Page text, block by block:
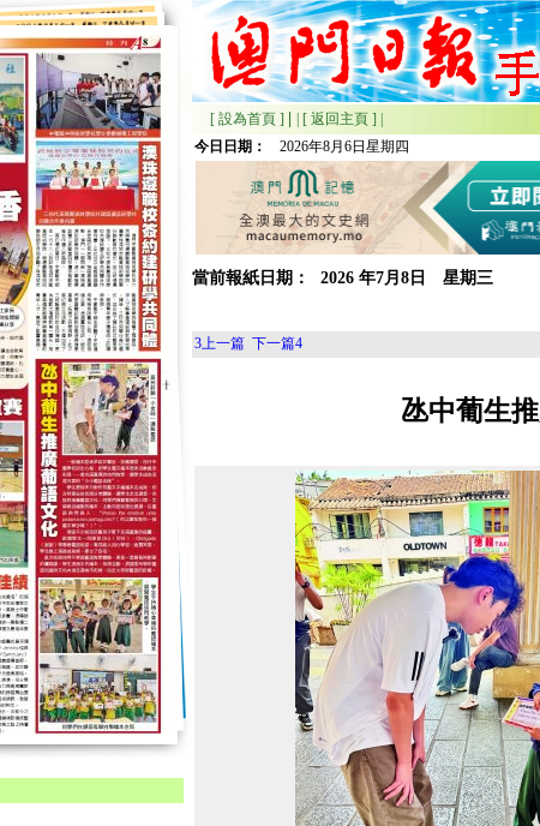
[ 設為首頁 ] [ 返回主頁 ]
今日日期：
2026年8月6日星期四
當前報紙日期： 2026 年7月 8日 星期三
3上一篇 下一篇4
氹中葡生